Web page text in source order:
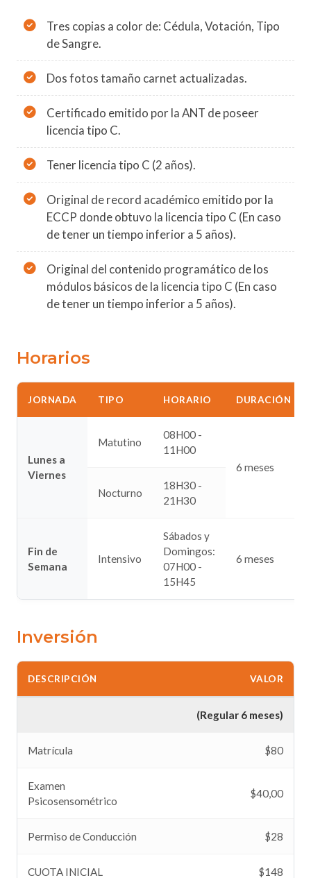
Tres copias a color de: Cédula, Votación, Tipo
de Sangre.
Dos fotos tamaño carnet actualizadas.
Certificado emitido por la ANT de poseer
licencia tipo C.
Tener licencia tipo C (2 años).
Original de record académico emitido por la
ECCP donde obtuvo la licencia tipo C (En caso
de tener un tiempo inferior a 5 años).
Original del contenido programático de los
módulos básicos de la licencia tipo C (En caso
de tener un tiempo inferior a 5 años).
Horarios
JORNADA TIPO HORARIO DURACIÓN
Lunes a
Viernes
Matutino
08H00 -
11H00
6 meses
Nocturno
18H30 -
21H30
Fin de
Semana
Intensivo
Sábados y
Domingos:
07H00 -
15H45
6 meses
Inversión
DESCRIPCIÓN VALOR
(Regular 6 meses)
Matrícula $80
Examen
Psicosensométrico
$40,00
Permiso de Conducción $28
CUOTA INICIAL $148